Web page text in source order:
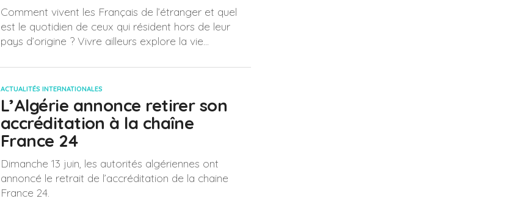
Comment vivent les Français de l’étranger et quel
est le quotidien de ceux qui résident hors de leur
pays d’origine ? Vivre ailleurs explore la vie...
ACTUALITÉS INTERNATIONALES
L’Algérie annonce retirer son
accréditation à la chaîne
France 24
Dimanche 13 juin, les autorités algériennes ont
annoncé le retrait de l’accréditation de la chaine
France 24.